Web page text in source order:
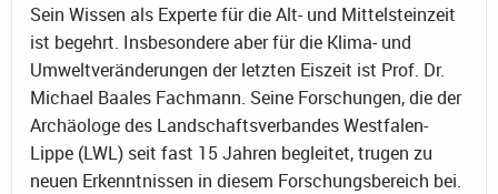
Sein Wissen als Experte für die Alt- und Mittelsteinzeit
ist begehrt. Insbesondere aber für die Klima- und
Umweltveränderungen der letzten Eiszeit ist Prof. Dr.
Michael Baales Fachmann. Seine Forschungen, die der
Archäologe des Landschaftsverbandes Westfalen-
Lippe (LWL) seit fast 15 Jahren begleitet, trugen zu
neuen Erkenntnissen in diesem Forschungsbereich bei.